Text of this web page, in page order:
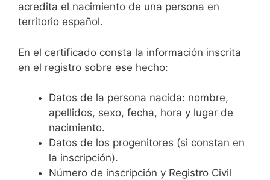
acredita el nacimiento de una persona en
territorio español.
En el certificado consta la información inscrita
en el registro sobre ese hecho:
Datos de la persona nacida: nombre,
apellidos, sexo, fecha, hora y lugar de
nacimiento.
Datos de los progenitores (si constan en
la inscripción).
Número de inscripción y Registro Civil